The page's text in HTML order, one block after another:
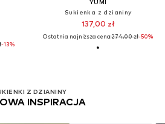
-13%
YUMI
Sukienka z dzianiny
137,00 zł
Ostatnia najniższa cena:274,00 zł-50%
Z DZIANINY
INSPIRACJA